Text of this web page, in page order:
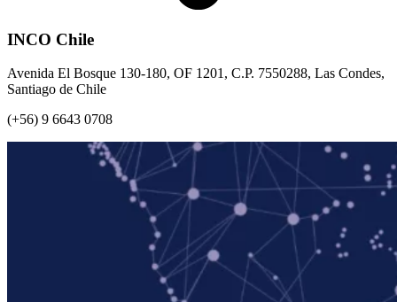
INCO Chile
Avenida El Bosque 130-180, OF 1201, C.P. 7550288, Las Condes,
Santiago de Chile
(+56) 9 6643 0708